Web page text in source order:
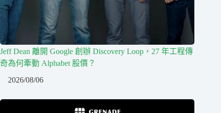
Jeff Dean 離開 Google 創辦 Discovery Loop，27 年工程傳
奇為何牽動 Alphabet 股價？
2026/08/06